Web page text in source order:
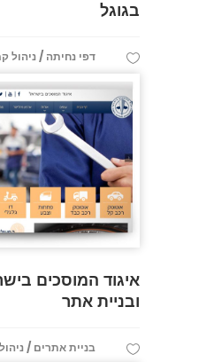
בגוגל
דפי נחיתה / ניהול
איגוד המוסכים
ובניית אתר
בניית אתרים /